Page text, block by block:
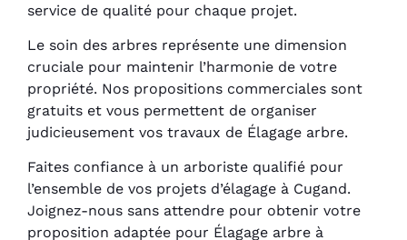
service de qualité pour chaque projet.
Le soin des arbres représente une dimension
cruciale pour maintenir l’harmonie de votre
propriété. Nos propositions commerciales sont
gratuits et vous permettent de organiser
judicieusement vos travaux de Élagage arbre.
Faites confiance à un arboriste qualifié pour
l’ensemble de vos projets d’élagage à Cugand.
Joignez-nous sans attendre pour obtenir votre
proposition adaptée pour Élagage arbre à